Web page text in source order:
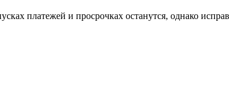
платежей и просрочках останутся, однако